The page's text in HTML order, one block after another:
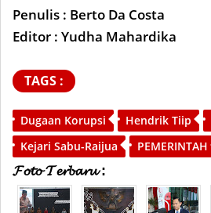
Penulis : Berto Da Costa
Editor : Yudha Mahardika
TAGS :
Dugaan Korupsi Hendrik Tiip
Kejari Sabu-Raijua
PEMERINTAH
𝓕𝓸𝓽𝓸 𝓣𝓮𝓻𝓫𝓪𝓻𝓾 :